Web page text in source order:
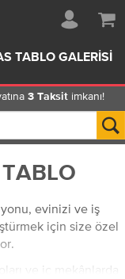
TABLO GALERISI
3 Taksitimkanı!
evinizi ve iş
için size özel
ve iç mekânlarda